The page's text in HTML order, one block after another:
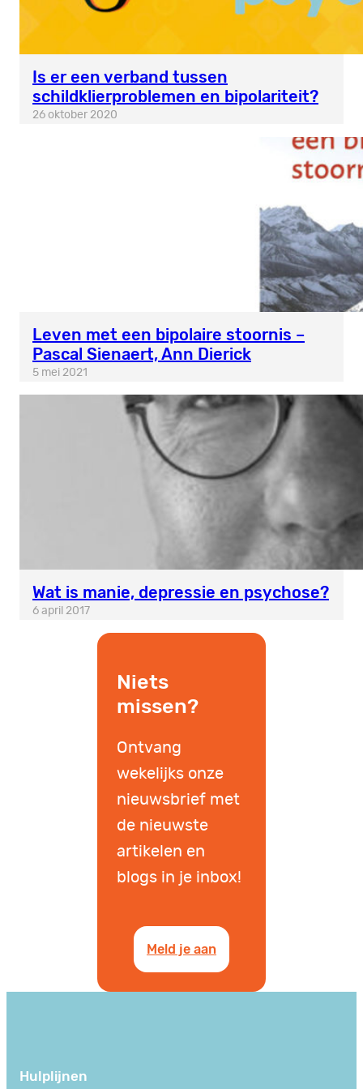
Is er een verband tussen
schildklierproblemen en bipolariteit?
26 oktober 2020
Leven met een bipolaire stoornis –
Pascal Sienaert, Ann Dierick
5 mei 2021
Wat is manie, depressie en psychose?
6 april 2017
Niets
missen?
Ontvang
wekelijks onze
nieuwsbrief met
de nieuwste
artikelen en
blogs in je inbox!
Meld je aan
Hulplijnen